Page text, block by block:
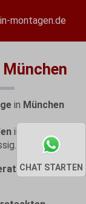
CHAT STARTEN
montagen.de
in München
in